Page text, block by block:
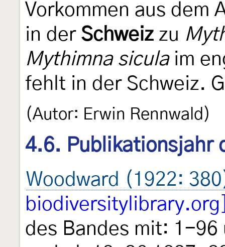
Vorkommen aus dem
in der Schweiz zu
Mythimna siculaim
fehlt in der Schweiz.
(Autor: Erwin Rennwald)
4.6. Publikationsjahr
Woodward (1922:
des Bandes mit: 1-